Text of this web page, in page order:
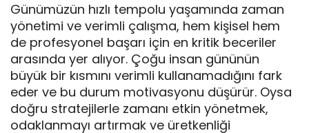
Günümüzün hızlı tempolu yaşamında zaman
yönetimi ve verimli çalışma, hem kişisel hem
de profesyonel başarı için en kritik beceriler
arasında yer alıyor. Çoğu insan gününün
büyük bir kısmını verimli kullanamadığını fark
eder ve bu durum motivasyonu düşürür. Oysa
doğru stratejilerle zamanı etkin yönetmek,
odaklanmayı artırmak ve üretkenliği